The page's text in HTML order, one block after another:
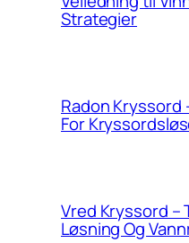
Strategier
Radon Kryssord
For
Vred Kryssord –
Løsning Og